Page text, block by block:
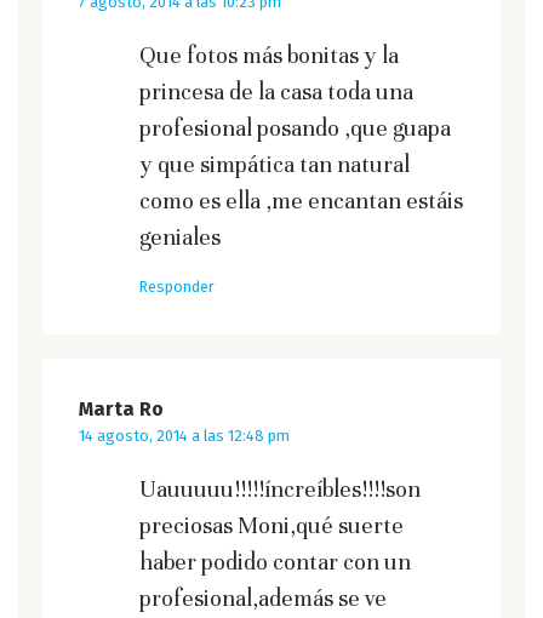
Que fotos más bonitas y la
princesa de la casa toda una
profesional posando ,que guapa
y que simpática tan natural
como es ella ,me encantan estáis
geniales
Responder
Marta Ro
14 agosto, 2014 a las 12:48 pm
Uauuuuu!!!!!íncreíbles!!!!son
preciosas Moni,qué suerte
haber podido contar con un
profesional,además se ve